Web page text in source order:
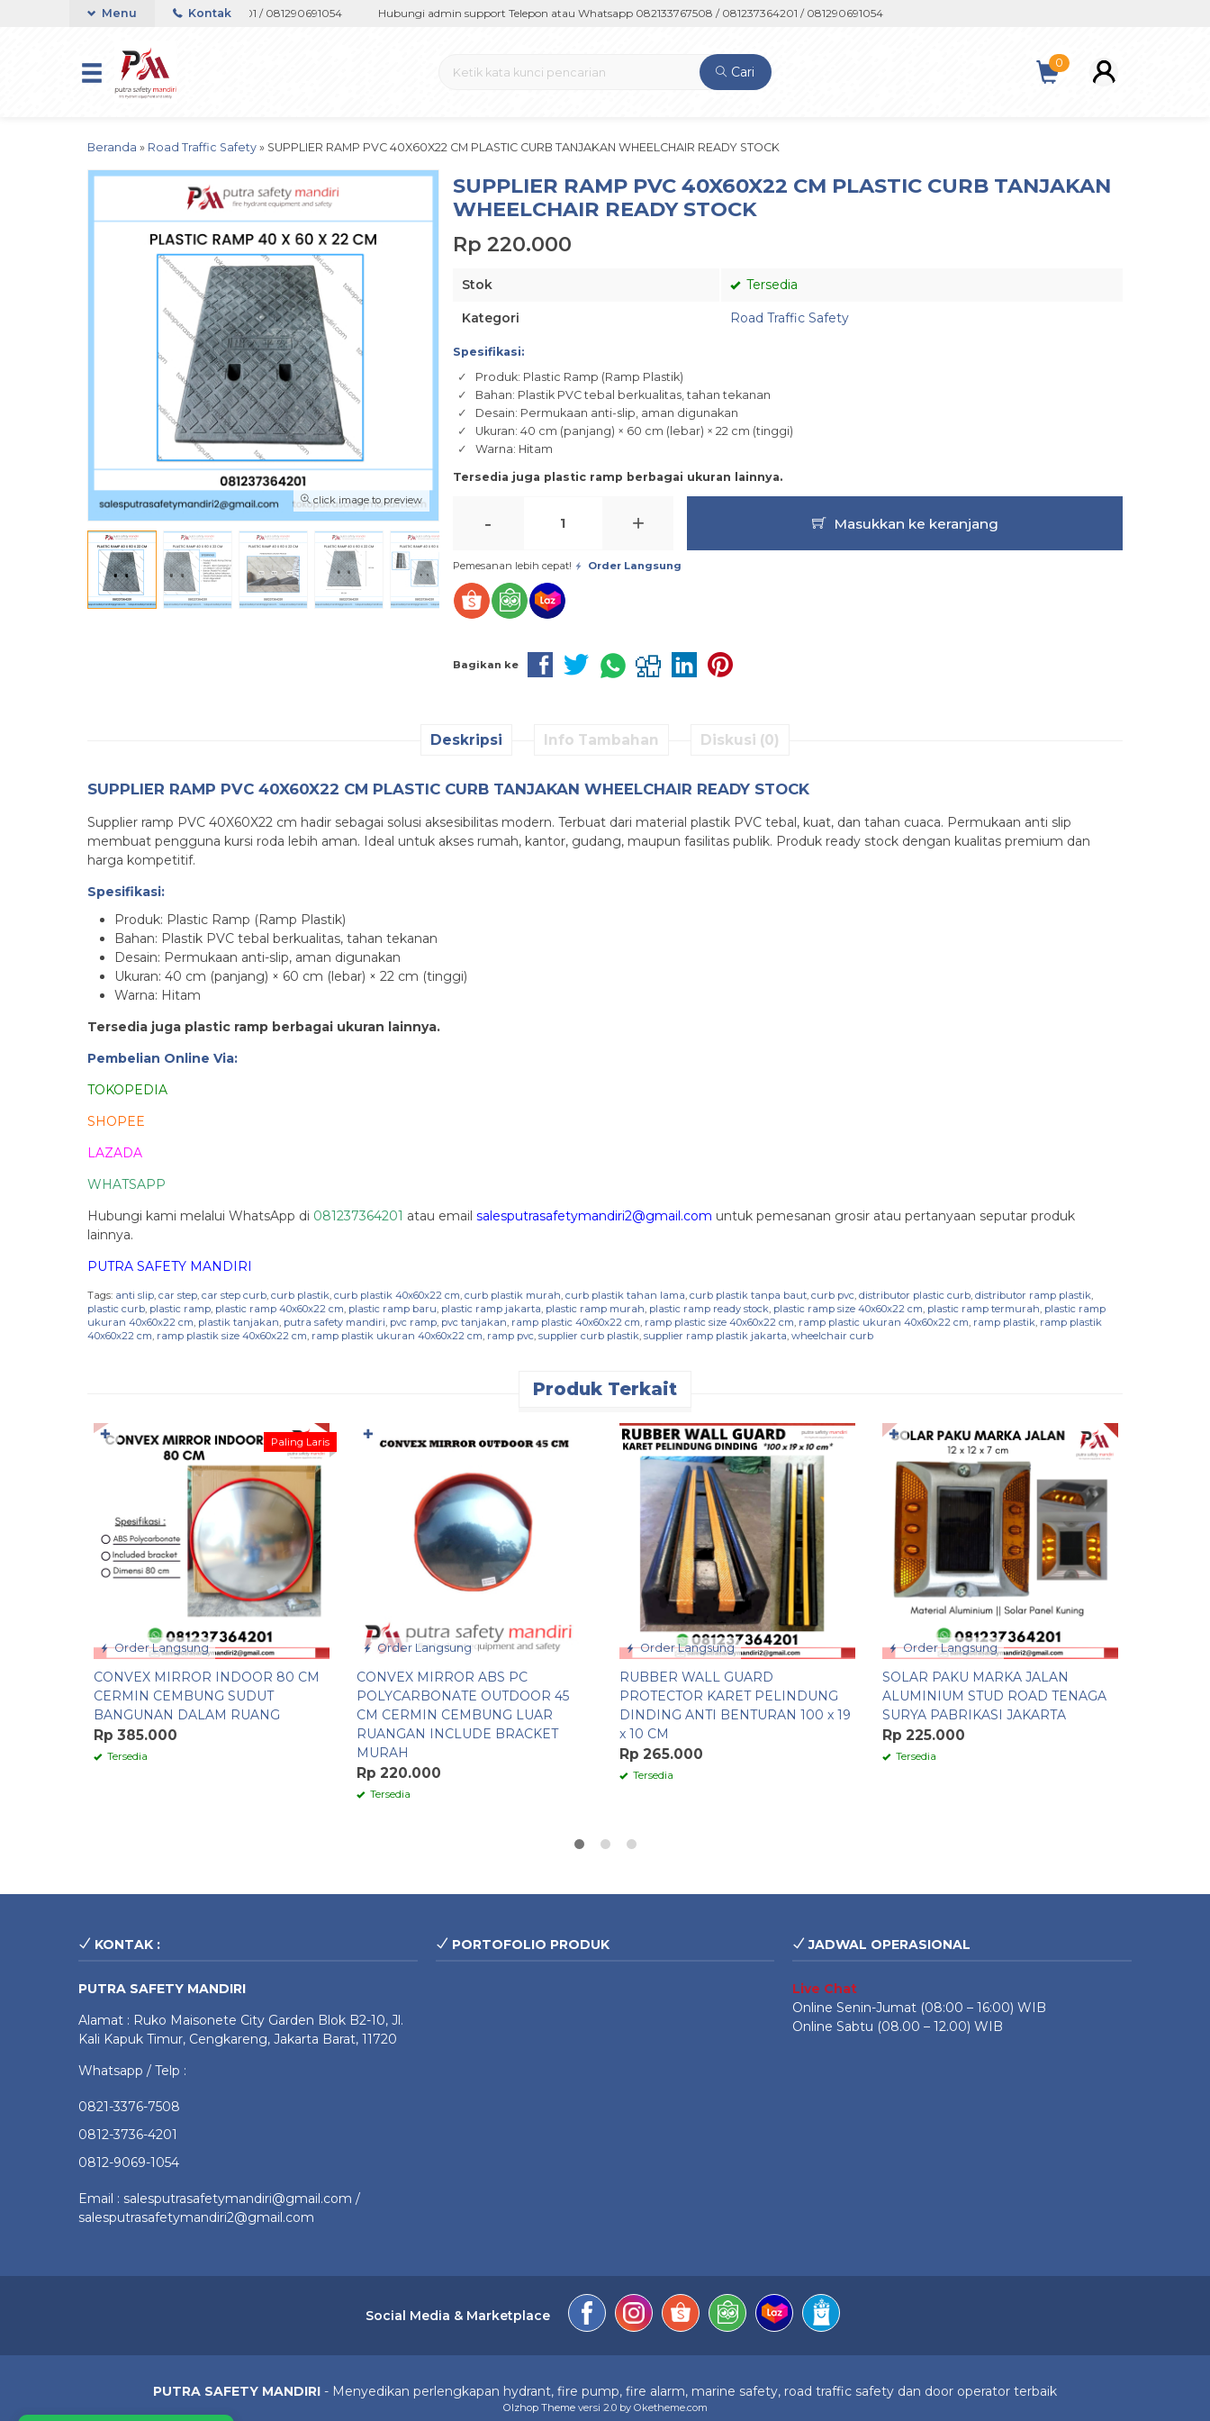
082133767508 / 081237364201 / 081290691054 Hubungi admin support Telepon atau Whatsapp 082133767508 / 081237364201 / 081290691054
Menu Kontak
Cari
0
Beranda » Road Traffic Safety » SUPPLIER RAMP PVC 40X60X22 CM PLASTIC CURB TANJAKAN WHEELCHAIR READY STOCK
click image to preview
SUPPLIER RAMP PVC 40X60X22 CM PLASTIC CURB TANJAKAN
WHEELCHAIR READY STOCK
Rp 220.000
Stok Tersedia
Kategori Road Traffic Safety
Spesifikasi:
Produk: Plastic Ramp (Ramp Plastik)
Bahan: Plastik PVC tebal berkualitas, tahan tekanan
Desain: Permukaan anti-slip, aman digunakan
Ukuran: 40 cm (panjang) × 60 cm (lebar) × 22 cm (tinggi)
Warna: Hitam
Tersedia juga plastic ramp berbagai ukuran lainnya.
- + Masukkan ke keranjang
Pemesanan lebih cepat! Order Langsung
Bagikan ke
Deskripsi Info Tambahan Diskusi (0)
SUPPLIER RAMP PVC 40X60X22 CM PLASTIC CURB TANJAKAN WHEELCHAIR READY STOCK
Supplier ramp PVC 40X60X22 cm hadir sebagai solusi aksesibilitas modern. Terbuat dari material plastik PVC tebal, kuat, dan tahan cuaca. Permukaan anti slip
membuat pengguna kursi roda lebih aman. Ideal untuk akses rumah, kantor, gudang, maupun fasilitas publik. Produk ready stock dengan kualitas premium dan
harga kompetitif.
Spesifikasi:
Produk: Plastic Ramp (Ramp Plastik)
Bahan: Plastik PVC tebal berkualitas, tahan tekanan
Desain: Permukaan anti-slip, aman digunakan
Ukuran: 40 cm (panjang) × 60 cm (lebar) × 22 cm (tinggi)
Warna: Hitam
Tersedia juga plastic ramp berbagai ukuran lainnya.
Pembelian Online Via:
TOKOPEDIA
SHOPEE
LAZADA
WHATSAPP
Hubungi kami melalui WhatsApp di 081237364201 atau email salesputrasafetymandiri2@gmail.com untuk pemesanan grosir atau pertanyaan seputar produk
lainnya.
PUTRA SAFETY MANDIRI
Tags: anti slip, car step, car step curb, curb plastik, curb plastik 40x60x22 cm, curb plastik murah, curb plastik tahan lama, curb plastik tanpa baut, curb pvc, distributor plastic curb, distributor ramp plastik,
plastic curb, plastic ramp, plastic ramp 40x60x22 cm, plastic ramp baru, plastic ramp jakarta, plastic ramp murah, plastic ramp ready stock, plastic ramp size 40x60x22 cm, plastic ramp termurah, plastic ramp
ukuran 40x60x22 cm, plastik tanjakan, putra safety mandiri, pvc ramp, pvc tanjakan, ramp plastic 40x60x22 cm, ramp plastic size 40x60x22 cm, ramp plastic ukuran 40x60x22 cm, ramp plastik, ramp plastik
40x60x22 cm, ramp plastik size 40x60x22 cm, ramp plastik ukuran 40x60x22 cm, ramp pvc, supplier curb plastik, supplier ramp plastik jakarta, wheelchair curb
Produk Terkait
Order Langsung
Paling Laris
CONVEX MIRROR INDOOR 80 CM
CERMIN CEMBUNG SUDUT
BANGUNAN DALAM RUANG
Rp 385.000
Tersedia
✚
Order Langsung
CONVEX MIRROR ABS PC
POLYCARBONATE OUTDOOR 45
CM CERMIN CEMBUNG LUAR
RUANGAN INCLUDE BRACKET
MURAH
Rp 220.000
Tersedia
✚
Order Langsung
RUBBER WALL GUARD
PROTECTOR KARET PELINDUNG
DINDING ANTI BENTURAN 100 x 19
x 10 CM
Rp 265.000
Tersedia
Order Langsung
SOLAR PAKU MARKA JALAN
ALUMINIUM STUD ROAD TENAGA
SURYA PABRIKASI JAKARTA
Rp 225.000
Tersedia
✚
KONTAK :
PUTRA SAFETY MANDIRI
Alamat : Ruko Maisonete City Garden Blok B2-10, Jl.
Kali Kapuk Timur, Cengkareng, Jakarta Barat, 11720
Whatsapp / Telp :
0821-3376-7508
0812-3736-4201
0812-9069-1054
Email : salesputrasafetymandiri@gmail.com /
salesputrasafetymandiri2@gmail.com
PORTOFOLIO PRODUK JADWAL OPERASIONAL
Live Chat
Online Senin-Jumat (08:00 – 16:00) WIB
Online Sabtu (08.00 – 12.00) WIB
Social Media & Marketplace
PUTRA SAFETY MANDIRI - Menyedikan perlengkapan hydrant, fire pump, fire alarm, marine safety, road traffic safety dan door operator terbaik
Olzhop Themeversi 2.0 by Oketheme.com